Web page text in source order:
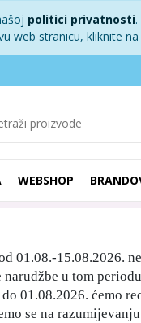
politici privatnosti
web stranicu, kliknite na
WEBSHOP
01.08.-15.08.2026.
narudžbe u tom
01.08.2026. ćemo
se na